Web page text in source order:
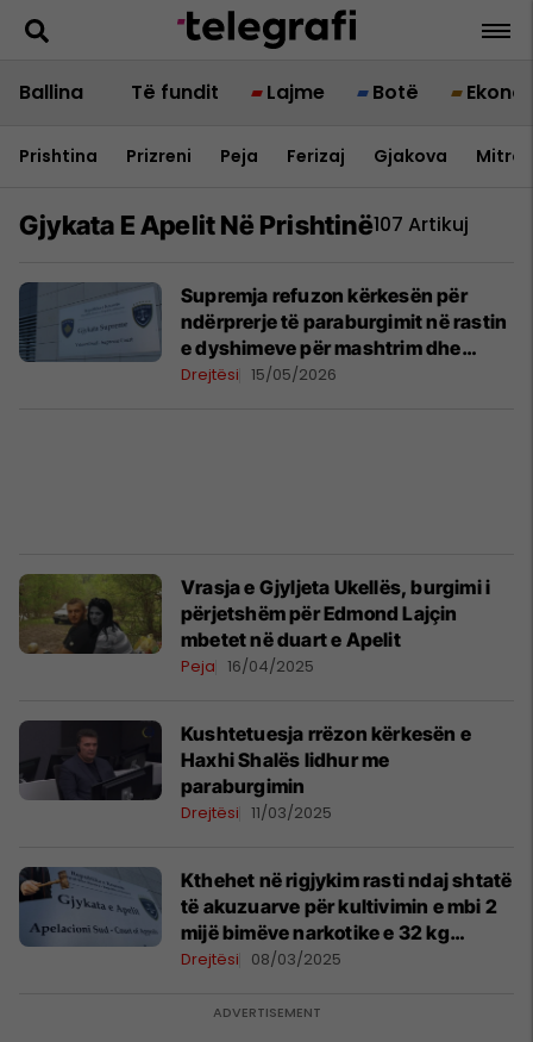
Ballina Të fundit Lajme Botë
Prishtina Prizreni Peja Ferizaj Gjakova
Gjykata E Apelit Në Prishtinë107 Artikuj
Supremja refuzon kërkesën për
ndërprerje të paraburgimit në rastin
e dyshimeve për mashtrim dhe
falsifikim dokumentesh me prona në
Drejtësi 15/05/2026
Vrasja e Gjyljeta Ukellës, burgimi i
përjetshëm për Edmond Lajçin
mbetet në duart e Apelit
Peja 16/04/2025
Kushtetuesja rrëzon kërkesën e
Haxhi Shalës lidhur me
paraburgimin
Drejtësi 11/03/2025
Kthehet në rigjykim rasti ndaj shtatë
të akuzuarve për kultivimin e mbi 2
mijë bimëve narkotike e 32 kg
marihuanë
Drejtësi 08/03/2025